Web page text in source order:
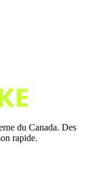
du Canada. Des
rapide.